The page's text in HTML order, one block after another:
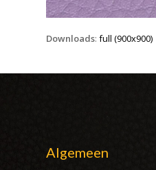
Downloads:full (900x900)
Algemeen